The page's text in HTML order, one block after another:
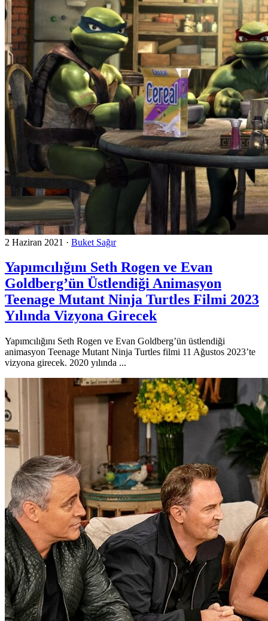
2 Haziran 2021 · Buket Sağır
Yapımcılığını Seth Rogen ve Evan
Goldberg’ün Üstlendiği Animasyon
Teenage Mutant Ninja Turtles Filmi 2023
Yılında Vizyona Girecek
Yapımcılığını Seth Rogen ve Evan Goldberg’ün üstlendiği
animasyon Teenage Mutant Ninja Turtles filmi 11 Ağustos 2023’te
vizyona girecek. 2020 yılında ...